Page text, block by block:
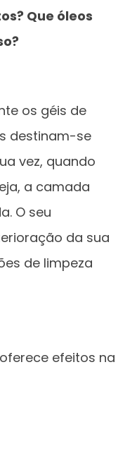
Que óleos
os géis de
destinam-se
vez, quando
a camada
O seu
da sua
de limpeza
efeitos na